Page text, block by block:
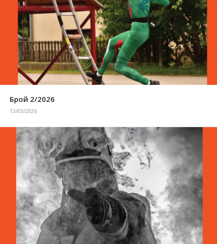
Брой 2/2026
13/03/2026